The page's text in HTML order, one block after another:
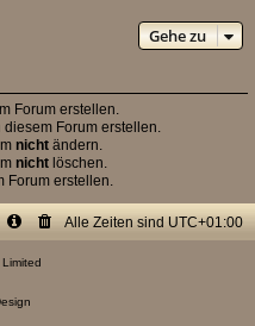
Gehe zu
Forum erstellen.
Forum erstellen.
nicht ändern.
nicht löschen.
Forum erstellen.
Alle Zeiten sind UTC+01:00